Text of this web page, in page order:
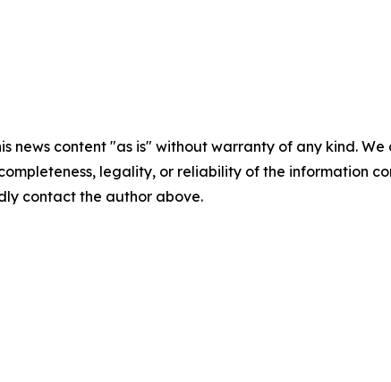
news content "as is" without warranty of any kind.
legality, or reliability of the information
contact the author above.